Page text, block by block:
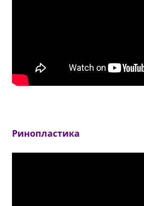
Ринопластика